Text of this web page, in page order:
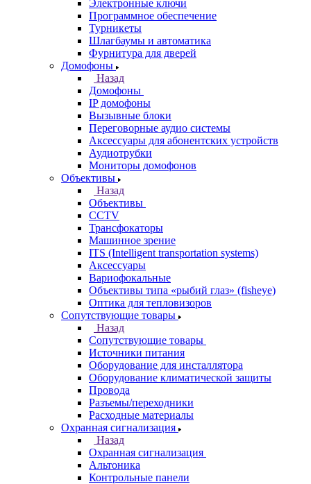
Электронные ключи
Программное обеспечение
Турникеты
Шлагбаумы и автоматика
Фурнитура для дверей
Домофоны
Назад
Домофоны
IP домофоны
Вызывные блоки
Переговорные аудио системы
Аксессуары для абонентских устройств
Аудиотрубки
Мониторы домофонов
Объективы
Назад
Объективы
CCTV
Трансфокаторы
Машинное зрение
ITS (Intelligent transportation systems)
Аксессуары
Вариофокальные
Объективы типа «рыбий глаз» (fisheye)
Оптика для тепловизоров
Сопутствующие товары
Назад
Сопутствующие товары
Источники питания
Оборудование для инсталлятора
Оборудование климатической защиты
Провода
Разъемы/переходники
Расходные материалы
Охранная сигнализация
Назад
Охранная сигнализация
Альтоника
Контрольные панели